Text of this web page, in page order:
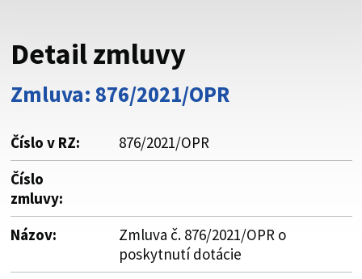
Buďte pozorní a vždy sa uistite, že zdieľate informácie iba
cez zabezpečenú webovú stránku. Zabezpečená stránka
vždy začína https:// pred názvom domény webového sídla.
Detail zmluvy
Zmluva: 876/2021/OPR
Číslo v RZ:
876/2021/OPR
Číslo
zmluvy:
Názov:
Zmluva č. 876/2021/OPR o
poskytnutí dotácie